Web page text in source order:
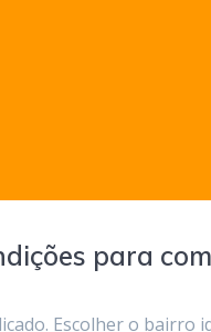
para
Escolher o bairro